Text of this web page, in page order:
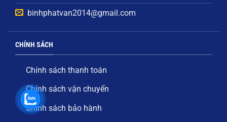
binhphatvan2014@gmail.com
CHÍNH SÁCH
Chính sách thanh toán
Chính sách vận chuyển
Chính sách bảo hành